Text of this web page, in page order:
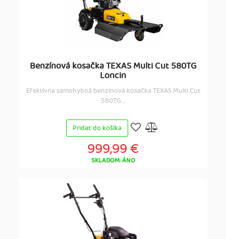
Benzínová kosačka TEXAS Multi Cut 580TG
Loncin
Efektívna samohybná benzínová kosačka TEXAS Multi Cut
580TG ...
Pridať do košíka
999,99 €
SKLADOM: ÁNO